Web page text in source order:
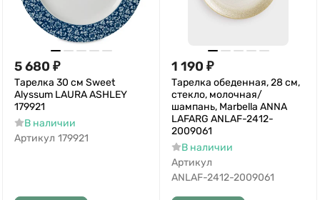
5 680 ₽
Тарелка 30 см Sweet
Alyssum LAURA ASHLEY
179921
В наличии
Артикул 179921
1 190 ₽
Тарелка обеденная, 28 см,
стекло, молочная/
шампань, Marbella ANNA
LAFARG ANLAF-2412-
2009061
В наличии
Артикул
ANLAF-2412-2009061